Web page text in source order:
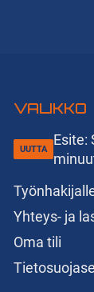
VALIKKO
Esite:
Yhteys- ja
Oma tili